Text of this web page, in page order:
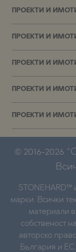
ПРОЕКТИ И
ПРОЕКТИ И
ПРОЕКТИ И
ПРОЕКТИ И
ПРОЕКТИ И
© 2016-2026
STONEHARD™
марки. Всички
материали
собственост
авторско
България и